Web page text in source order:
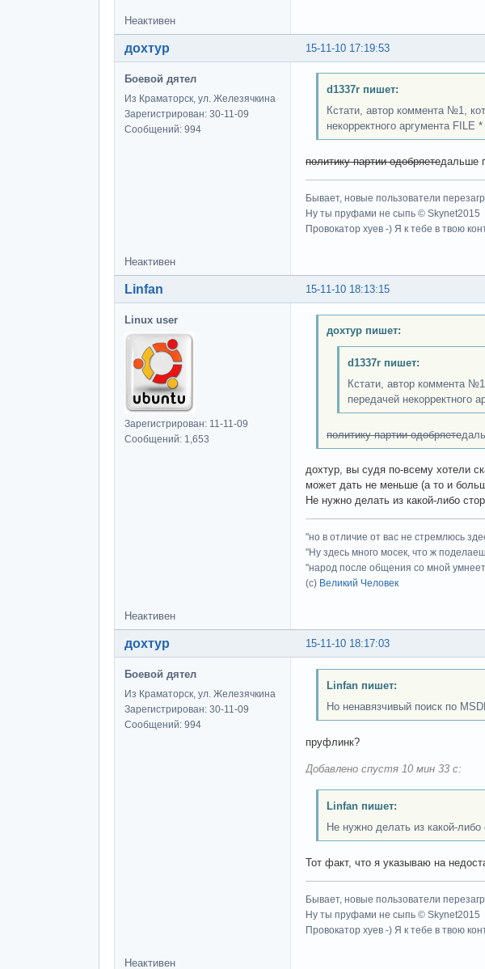
Неактивен
15-11-10 17:19:53
дохтур
Боевой дятел
Из Краматорск, ул. Железячкина
Зарегистрирован: 30-11-09
Сообщений: 994
d1337r пишет:
Кстати, автор коммента №1,
некорректного аргумента
политику партии одобряетедальше
Бывает, новые пользователи
Ну ты пруфами не сыпь © Skynet2015
Провокатор хуев -) Я к тебе в твою
Неактивен
15-11-10 18:13:15
Linfan
Linux user
Зарегистрирован: 11-11-09
Сообщений: 1,653
дохтур пишет:
d1337r пишет:
Кстати, автор коммента
передачей некорректного
политику партии одобряете
дохтур, вы судя по-всему хотели
может дать не меньше (а то и
Не нужно делать из какой-либо
"но в отличие от вас не стремлюсь
"Ну здесь много мосек, что ж
"народ после общения со мной
(с) Великий Человек
Неактивен
15-11-10 18:17:03
дохтур
Боевой дятел
Из Краматорск, ул. Железячкина
Зарегистрирован: 30-11-09
Сообщений: 994
Linfan пишет:
Но ненавязчивый поиск по
пруфлинк?
Добавлено спустя 10 мин 33 с:
Linfan пишет:
Не нужно делать из какой-
Тот факт, что я указываю на
Бывает, новые пользователи
Ну ты пруфами не сыпь © Skynet2015
Провокатор хуев -) Я к тебе в твою
Неактивен